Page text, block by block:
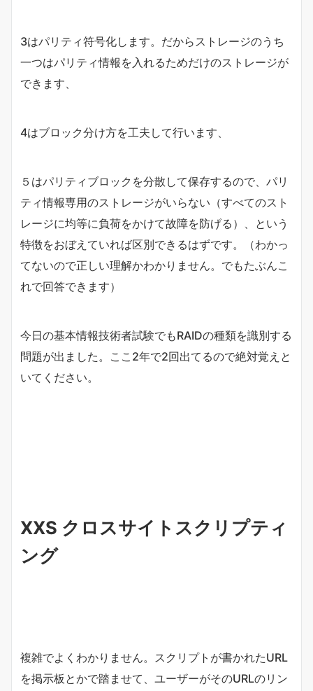
3はパリティ符号化します。だからストレージのうち
一つはパリティ情報を入れるためだけのストレージが
できます、
4はブロック分け方を工夫して行います、
５はパリティブロックを分散して保存するので、パリ
ティ情報専用のストレージがいらない（すべてのスト
レージに均等に負荷をかけて故障を防げる）、という
特徴をおぼえていれば区別できるはずです。（わかっ
てないので正しい理解かわかりません。でもたぶんこ
れで回答できます）
今日の基本情報技術者試験でもRAIDの種類を識別する
問題が出ました。ここ2年で2回出てるので絶対覚えと
いてください。
XXS クロスサイトスクリプティ
ング
複雑でよくわかりません。スクリプトが書かれたURL
を掲示板とかで踏ませて、ユーザーがそのURLのリン